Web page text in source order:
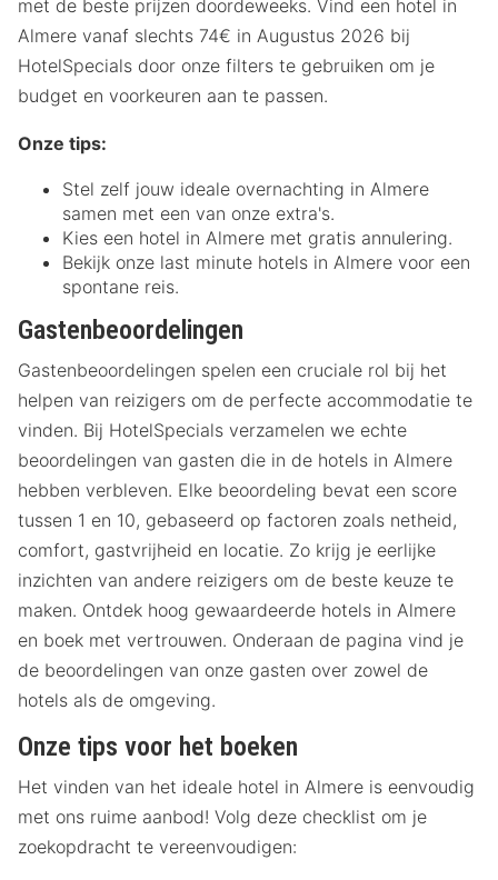
met de beste prijzen doordeweeks. Vind een hotel in
Almere vanaf slechts 74€ in Augustus 2026 bij
HotelSpecials door onze filters te gebruiken om je
budget en voorkeuren aan te passen.
Onze tips:
Stel zelf jouw ideale overnachting in Almere
samen met een van onze extra's.
Kies een hotel in Almere met gratis annulering.
Bekijk onze last minute hotels in Almere voor een
spontane reis.
Gastenbeoordelingen
Gastenbeoordelingen spelen een cruciale rol bij het
helpen van reizigers om de perfecte accommodatie te
vinden. Bij HotelSpecials verzamelen we echte
beoordelingen van gasten die in de hotels in Almere
hebben verbleven. Elke beoordeling bevat een score
tussen 1 en 10, gebaseerd op factoren zoals netheid,
comfort, gastvrijheid en locatie. Zo krijg je eerlijke
inzichten van andere reizigers om de beste keuze te
maken. Ontdek hoog gewaardeerde hotels in Almere
en boek met vertrouwen. Onderaan de pagina vind je
de beoordelingen van onze gasten over zowel de
hotels als de omgeving.
Onze tips voor het boeken
Het vinden van het ideale hotel in Almere is eenvoudig
met ons ruime aanbod! Volg deze checklist om je
zoekopdracht te vereenvoudigen: